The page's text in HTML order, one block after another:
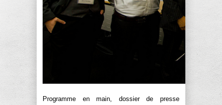
Programme en main, dossier de presse